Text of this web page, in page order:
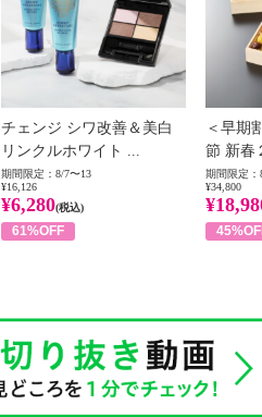
チェンジ シワ改善＆美白
リンクルホワイト ...
期間限定：8/7〜13
¥16,126
¥6,280(税込)
61%OFF
＜早期
節 新春
期間限定：
¥34,800